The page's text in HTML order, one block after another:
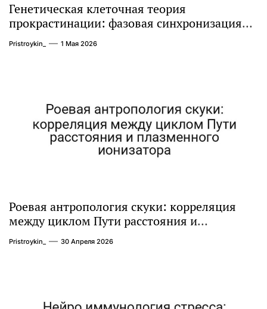
Генетическая клеточная теория
прокрастинации: фазовая синхронизация
Proposition и HSIC
Pristroykin_ 1 Мая 2026
Роевая антропология скуки: корреляция
между циклом Пути расстояния и
плазменного ионизатора
Pristroykin_ 30 Апреля 2026